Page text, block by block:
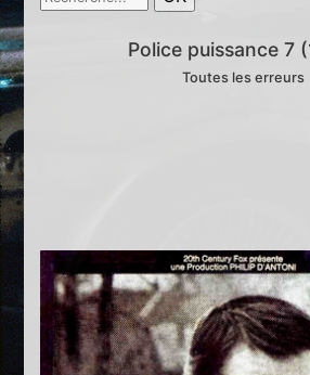
Police puissance 7
Toutes les erreurs